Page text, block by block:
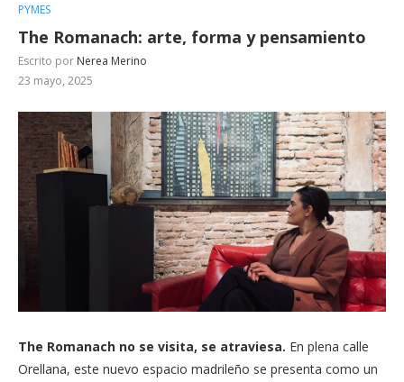
PYMES
The Romanach: arte, forma y pensamiento
Escrito por Nerea Merino
23 mayo, 2025
The Romanach no se visita, se atraviesa. En plena calle
Orellana, este nuevo espacio madrileño se presenta como un